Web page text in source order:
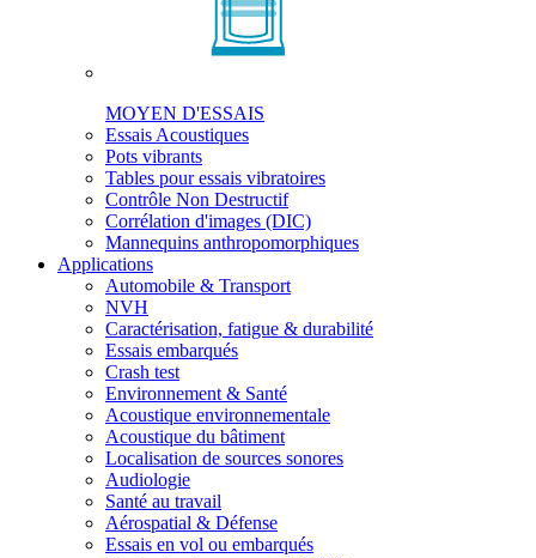
MOYEN D'ESSAIS
Essais Acoustiques
Pots vibrants
Tables pour essais vibratoires
Contrôle Non Destructif
Corrélation d'images (DIC)
Mannequins anthropomorphiques
Applications
Automobile & Transport
NVH
Caractérisation, fatigue & durabilité
Essais embarqués
Crash test
Environnement & Santé
Acoustique environnementale
Acoustique du bâtiment
Localisation de sources sonores
Audiologie
Santé au travail
Aérospatial & Défense
Essais en vol ou embarqués